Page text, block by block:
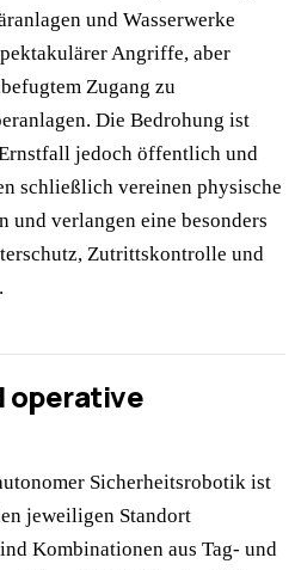
und Wasserwerke
Angriffe, aber
Zugang zu
Die Bedrohung ist
jedoch öffentlich und
schließlich vereinen physische
verlangen eine besonders
Zutrittskontrolle und
operative
Sicherheitsrobotik ist
jeweiligen Standort
Kombinationen aus Tag- und